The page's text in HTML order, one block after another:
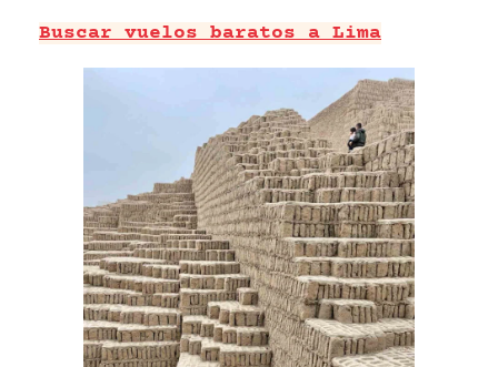
Buscar vuelos baratos a Lima